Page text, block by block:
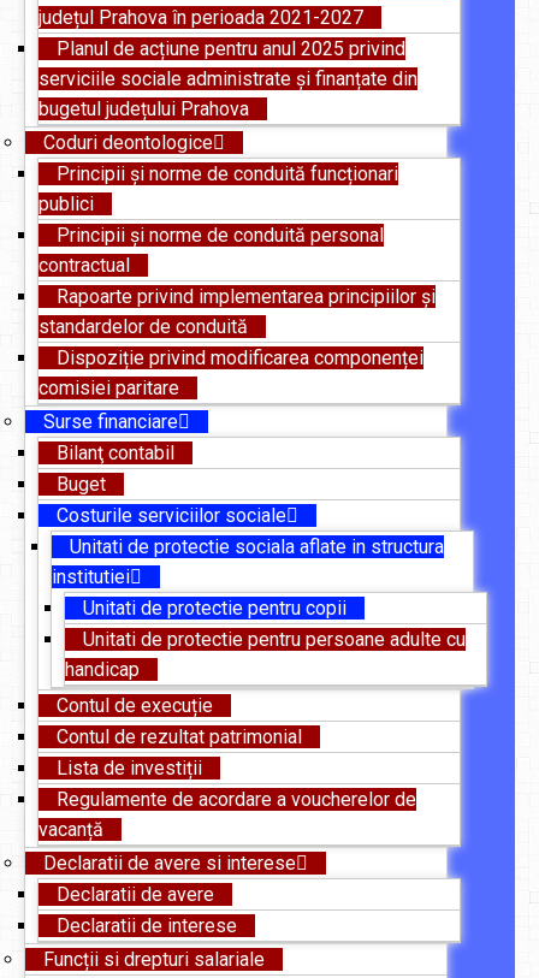
județul Prahova în perioada 2021-2027
Planul de acțiune pentru anul 2025 privind
serviciile sociale administrate și finanțate din
bugetul județului Prahova
Coduri deontologice
Principii și norme de conduită funcționari
publici
Principii și norme de conduită personal
contractual
Rapoarte privind implementarea principiilor și
standardelor de conduită
Dispoziție privind modificarea componenței
comisiei paritare
Surse financiare
Bilanţ contabil
Buget
Costurile serviciilor sociale
Unitati de protectie sociala aflate in structura
institutiei
Unitati de protectie pentru copii
Unitati de protectie pentru persoane adulte cu
handicap
Contul de execuție
Contul de rezultat patrimonial
Lista de investiții
Regulamente de acordare a voucherelor de
vacanță
Declaratii de avere si interese
Declaratii de avere
Declaratii de interese
Funcții si drepturi salariale